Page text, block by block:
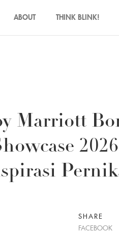
ABOUT THINK BLINK!
Marriott
SHARE
FACEBOOK